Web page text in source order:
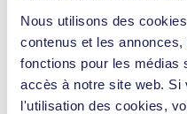
Nous utilisons des
contenus et les
fonctions pour les médias
accès à notre site web. Si
l'utilisation des cookies,
Surveillance des émissions
N 012
Datasheet N 012
PDF (800 KB) - Fiche